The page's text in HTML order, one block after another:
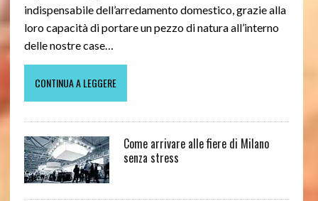
indispensabile dell’arredamento domestico, grazie alla
loro capacità di portare un pezzo di natura all’interno
delle nostre case…
CONTINUA A LEGGERE
Come arrivare alle fiere di Milano
senza stress